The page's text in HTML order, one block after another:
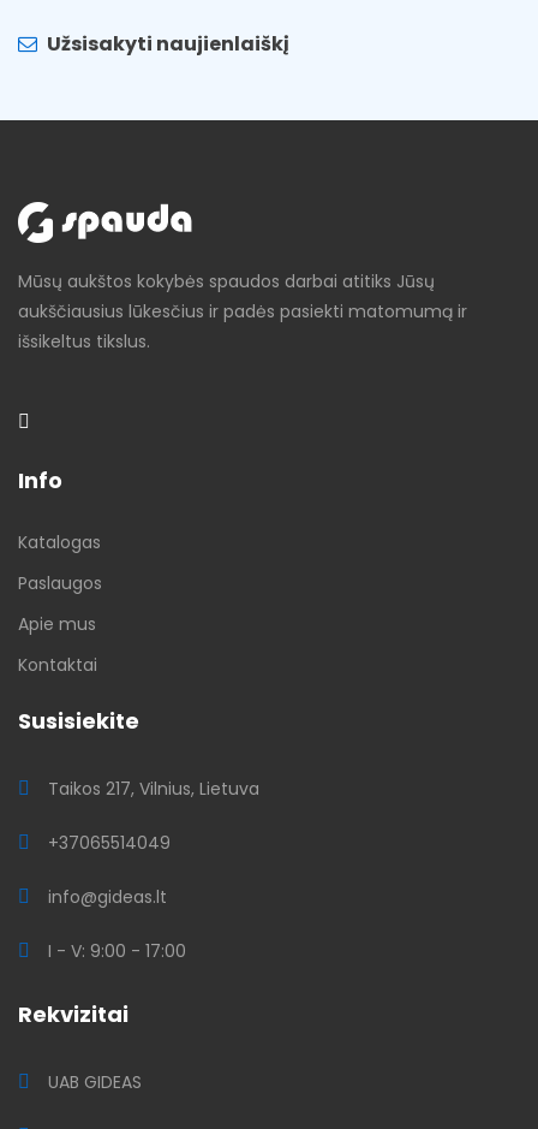
Užsisakyti naujienlaiškį
Mūsų aukštos kokybės spaudos darbai atitiks Jūsų
aukščiausius lūkesčius ir padės pasiekti matomumą ir
išsikeltus tikslus.
Info
Katalogas
Paslaugos
Apie mus
Kontaktai
Susisiekite
Taikos 217, Vilnius, Lietuva
+37065514049
info@gideas.lt
I - V: 9:00 - 17:00
Rekvizitai
UAB GIDEAS